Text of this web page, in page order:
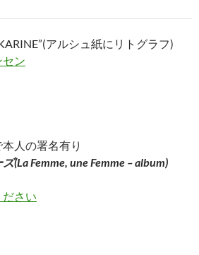
アルシュ紙にリトグラフ)
セン
人の署名有り
(La Femme, une Femme – album)
さい